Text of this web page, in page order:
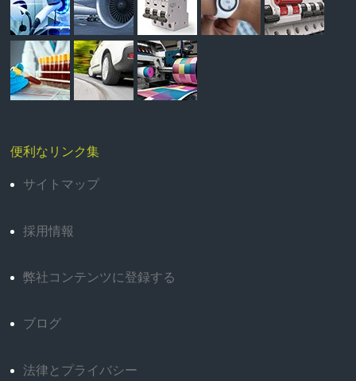
便利なリンク集
サイトマップ
採用情報
弊社コンテンツに登録する
ブログ
法律とプライバシー